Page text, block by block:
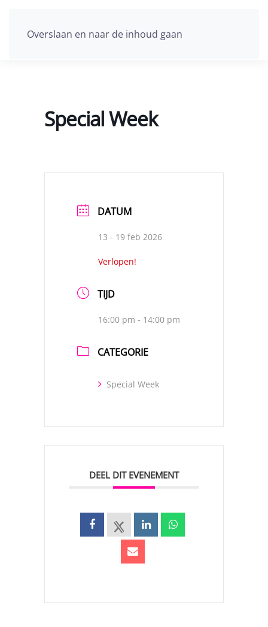
Overslaan en naar de inhoud gaan
Special Week
DATUM
13 - 19 feb 2026
Verlopen!
TIJD
16:00 pm - 14:00 pm
CATEGORIE
Special Week
DEEL DIT EVENEMENT